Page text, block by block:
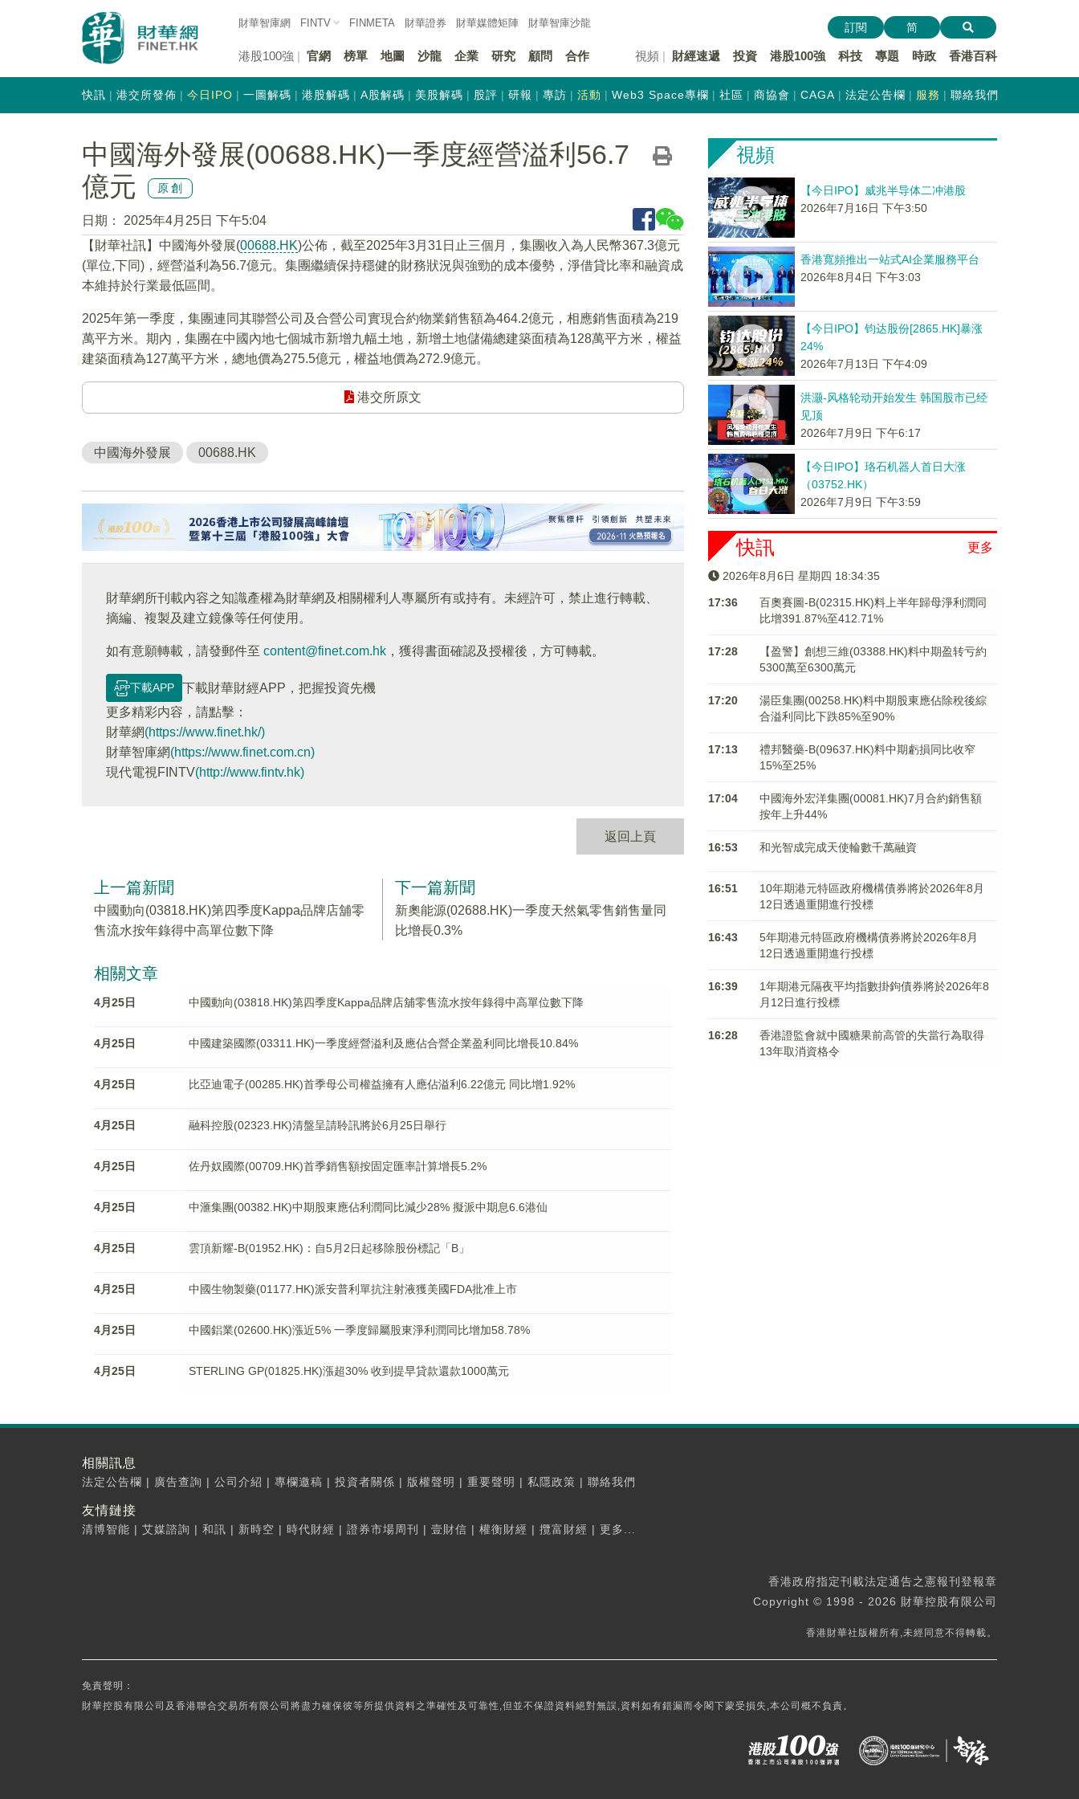
財華智庫網 FINTV FINMETA 財華證券 財華媒體矩陣 財華智庫沙龍
港股100強 官網 榜單 地圖 沙龍 企業 研究 顧問 合作 視頻 財經速遞 投資 港股100強 科技 專題 時政 香港百科
訂閱 简
快訊 港交所發佈 今日IPO 一圖解碼 港股解碼 A股解碼 美股解碼 股評 研報 專訪 活動 Web3 Space專欄 社區 商協會 CAGA 法定公告欄 服務 聯絡我們
中國海外發展(00688.HK)一季度經營溢利56.7
億元
原創
日期：
2025年4月25日 下午5:04
【財華社訊】中國海外發展(00688.HK)公佈，截至2025年3月31日止三個月，集團收入為人民幣367.3億元
(單位,下同)，經營溢利為56.7億元。集團繼續保持穩健的財務狀況與強勁的成本優勢，淨借貸比率和融資成
本維持於行業最低區間。
2025年第一季度，集團連同其聯營公司及合營公司實現合約物業銷售額為464.2億元，相應銷售面積為219
萬平方米。期內，集團在中國內地七個城市新增九幅土地，新增土地儲備總建築面積為128萬平方米，權益
建築面積為127萬平方米，總地價為275.5億元，權益地價為272.9億元。
港交所原文
中國海外發展 00688.HK
財華網所刊載內容之知識產權為財華網及相關權利人專屬所有或持有。未經許可，禁止進行轉載、
摘編、複製及建立鏡像等任何使用。
如有意願轉載，請發郵件至 content@finet.com.hk ，獲得書面確認及授權後，方可轉載。
下載APP
下載財華財經APP，把握投資先機
更多精彩内容，請點擊：
財華網(https://www.finet.hk/)
財華智庫網(https://www.finet.com.cn)
現代電視FINTV(http://www.fintv.hk)
返回上頁
上一篇新聞
中國動向(03818.HK)第四季度Kappa品牌店舖零
售流水按年錄得中高單位數下降
下一篇新聞
新奧能源(02688.HK)一季度天然氣零售銷售量同
比增長0.3%
相關文章
4月25日 中國動向(03818.HK)第四季度Kappa品牌店舖零售流水按年錄得中高單位數下降
4月25日 中國建築國際(03311.HK)一季度經營溢利及應佔合營企業盈利同比增長10.84%
4月25日 比亞迪電子(00285.HK)首季母公司權益擁有人應佔溢利6.22億元 同比增1.92%
4月25日 融科控股(02323.HK)清盤呈請聆訊將於6月25日舉行
4月25日 佐丹奴國際(00709.HK)首季銷售額按固定匯率計算增長5.2%
4月25日 中滙集團(00382.HK)中期股東應佔利潤同比減少28% 擬派中期息6.6港仙
4月25日 雲頂新耀-B(01952.HK)：自5月2日起移除股份標記「B」
4月25日 中國生物製藥(01177.HK)派安普利單抗注射液獲美國FDA批准上市
4月25日 中國鋁業(02600.HK)漲近5% 一季度歸屬股東淨利潤同比增加58.78%
4月25日 STERLING GP(01825.HK)漲超30% 收到提早貸款還款1000萬元
視頻
【今日IPO】威兆半导体二冲港股
2026年7月16日 下午3:50
香港寬頻推出一站式AI企業服務平台
2026年8月4日 下午3:03
【今日IPO】钧达股份[2865.HK]暴涨
24%
2026年7月13日 下午4:09
洪灏-风格轮动开始发生 韩国股市已经
见顶
2026年7月9日 下午6:17
【今日IPO】珞石机器人首日大涨
（03752.HK）
2026年7月9日 下午3:59
更多
快訊
2026年8月6日 星期四 18:34:35
17:36
百奧賽圖-B(02315.HK)料上半年歸母淨利潤同
比增391.87%至412.71%
17:28
【盈警】創想三維(03388.HK)料中期盈转亏約
5300萬至6300萬元
17:20
湯臣集團(00258.HK)料中期股東應佔除稅後綜
合溢利同比下跌85%至90%
17:13
禮邦醫藥-B(09637.HK)料中期虧損同比收窄
15%至25%
17:04
中國海外宏洋集團(00081.HK)7月合約銷售額
按年上升44%
16:53 和光智成完成天使輪數千萬融資
16:51
10年期港元特區政府機構債券將於2026年8月
12日透過重開進行投標
16:43
5年期港元特區政府機構債券將於2026年8月
12日透過重開進行投標
16:39
1年期港元隔夜平均指數掛鉤債券將於2026年8
月12日進行投標
16:28
香港證監會就中國糖果前高管的失當行為取得
13年取消資格令
相關訊息
法定公告欄 | 廣告查詢 | 公司介紹 | 專欄邀稿 | 投資者關係 | 版權聲明 | 重要聲明 | 私隱政策 | 聯絡我們
友情鏈接
清博智能 | 艾媒諮詢 | 和訊 | 新時空 | 時代財經 | 證券市場周刊 | 壹財信 | 權衡財經 | 攬富財經 | 更多...
香港政府指定刊載法定通告之憲報刊登報章
Copyright © 1998 - 2026 財華控股有限公司
香港財華社版權所有,未經同意不得轉載。
免責聲明：
財華控股有限公司及香港聯合交易所有限公司將盡力確保彼等所提供資料之準確性及可靠性,但並不保證資料絕對無誤,資料如有錯漏而令閣下蒙受損失,本公司概不負責。